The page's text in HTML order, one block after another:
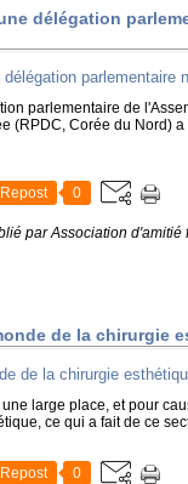
délégation
parlementaire de
(RPDC, Corée du Nord)
Repost 0
par Association d'amitié
de la chirurgie
large place, et pour
ce qui a fait de ce
Repost 0